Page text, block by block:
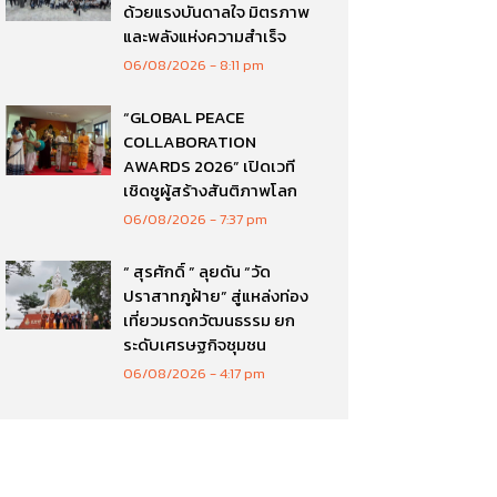
ด้วยแรงบันดาลใจ มิตรภาพ
และพลังแห่งความสำเร็จ
06/08/2026 8:11 pm
“GLOBAL PEACE
COLLABORATION
AWARDS 2026” เปิดเวที
เชิดชูผู้สร้างสันติภาพโลก
06/08/2026 7:37 pm
“ สุรศักดิ์ ” ลุยดัน “วัด
ปราสาทภูฝ้าย” สู่แหล่งท่อง
เที่ยวมรดกวัฒนธรรม ยก
ระดับเศรษฐกิจชุมชน
06/08/2026 4:17 pm